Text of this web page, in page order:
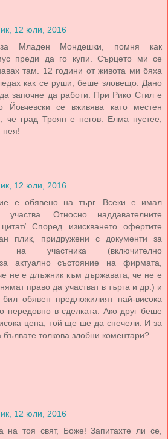
12 юли, 2016
за Младен Мондешки, помня как
преди да го купи. Сърцето ми се
там. 12 години от живота ми бяха
как се руши, беше зловещо. Дано
започне да работи. При Рико Стил е
Йовчевски се вживява като местен
че град Троян е негов. Елма пустее,
нея!
12 юли, 2016
е обявено на търг. Всеки е имал
Относно наддавателните
Според изискването офертите
плик, придружени с документи за
на участника (включително
актуално състояние на фирмата,
не е длъжник към държавата, че не е
право да участват в търга и др.) и
обявен предложилият най-висока
в сделката. Ако друг беше
цена, той ще ше да спечели. И за
толкова злобни коментари?
12 юли, 2016
на тоя свят, Боже! Запитахте ли се,